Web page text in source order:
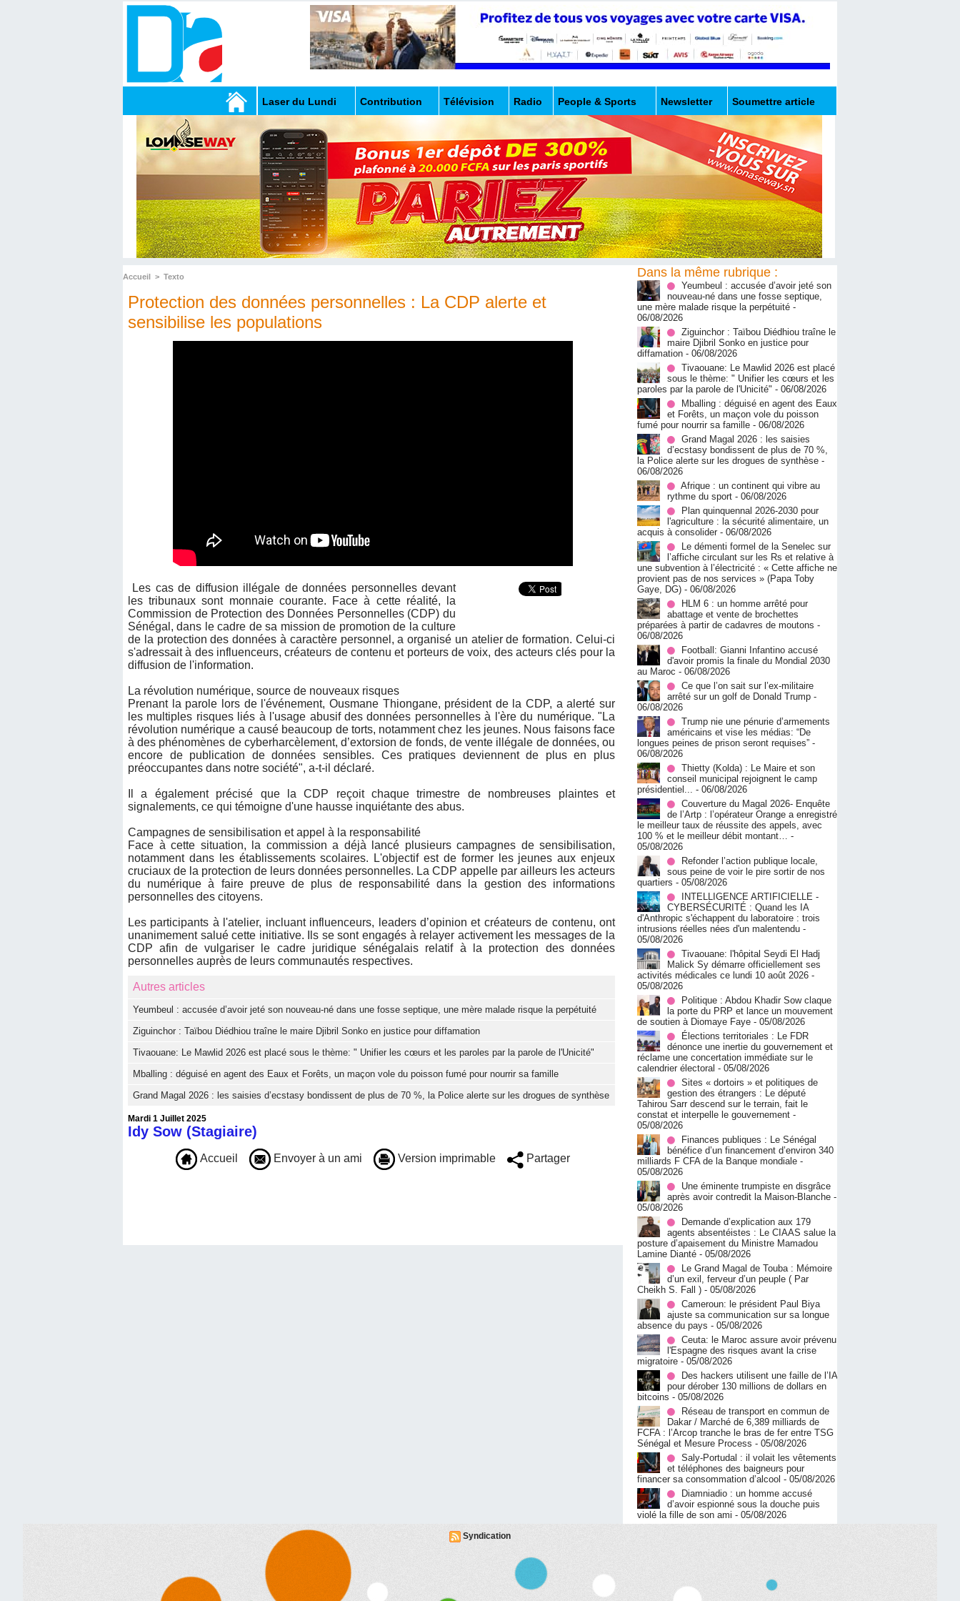
Laser du Lundi Contribution Télévision Radio People & Sports Newsletter Soumettre article
Accueil > Texto
Protection des données personnelles : La CDP alerte et
sensibilise les populations
Les cas de diffusion illégale de données personnelles devant
les tribunaux sont monnaie courante. Face à cette réalité, la
Commission de Protection des Données Personnelles (CDP) du
Sénégal, dans le cadre de sa mission de promotion de la culture
de la protection des données à caractère personnel, a organisé un atelier de formation. Celui-ci
s'adressait à des influenceurs, créateurs de contenu et porteurs de voix, des acteurs clés pour la
diffusion de l'information.
La révolution numérique, source de nouveaux risques
Prenant la parole lors de l'événement, Ousmane Thiongane, président de la CDP, a alerté sur
les multiples risques liés à l'usage abusif des données personnelles à l'ère du numérique. "La
révolution numérique a causé beaucoup de torts, notamment chez les jeunes. Nous faisons face
à des phénomènes de cyberharcèlement, d’extorsion de fonds, de vente illégale de données, ou
encore de publication de données sensibles. Ces pratiques deviennent de plus en plus
préoccupantes dans notre société", a-t-il déclaré.
Il a également précisé que la CDP reçoit chaque trimestre de nombreuses plaintes et
signalements, ce qui témoigne d'une hausse inquiétante des abus.
Campagnes de sensibilisation et appel à la responsabilité
Face à cette situation, la commission a déjà lancé plusieurs campagnes de sensibilisation,
notamment dans les établissements scolaires. L'objectif est de former les jeunes aux enjeux
cruciaux de la protection de leurs données personnelles. La CDP appelle par ailleurs les acteurs
du numérique à faire preuve de plus de responsabilité dans la gestion des informations
personnelles des citoyens.
Les participants à l'atelier, incluant influenceurs, leaders d’opinion et créateurs de contenu, ont
unanimement salué cette initiative. Ils se sont engagés à relayer activement les messages de la
CDP afin de vulgariser le cadre juridique sénégalais relatif à la protection des données
personnelles auprès de leurs communautés respectives.
Autres articles
Yeumbeul : accusée d’avoir jeté son nouveau-né dans une fosse septique, une mère malade risque la perpétuité
Ziguinchor : Taïbou Diédhiou traîne le maire Djibril Sonko en justice pour diffamation
Tivaouane: Le Mawlid 2026 est placé sous le thème: " Unifier les cœurs et les paroles par la parole de l'Unicité"
Mballing : déguisé en agent des Eaux et Forêts, un maçon vole du poisson fumé pour nourrir sa famille
Grand Magal 2026 : les saisies d’ecstasy bondissent de plus de 70 %, la Police alerte sur les drogues de synthèse
Mardi 1 Juillet 2025
Idy Sow (Stagiaire)
Accueil Envoyer à un ami Version imprimable Partager
Dans la même rubrique :
Yeumbeul : accusée d’avoir jeté son
nouveau-né dans une fosse septique,
une mère malade risque la perpétuité -
06/08/2026
Ziguinchor : Taïbou Diédhiou traîne le
maire Djibril Sonko en justice pour
diffamation - 06/08/2026
Tivaouane: Le Mawlid 2026 est placé
sous le thème: " Unifier les cœurs et les
paroles par la parole de l'Unicité" - 06/08/2026
Mballing : déguisé en agent des Eaux
et Forêts, un maçon vole du poisson
fumé pour nourrir sa famille - 06/08/2026
Grand Magal 2026 : les saisies
d’ecstasy bondissent de plus de 70 %,
la Police alerte sur les drogues de synthèse -
06/08/2026
Afrique : un continent qui vibre au
rythme du sport - 06/08/2026
Plan quinquennal 2026-2030 pour
l'agriculture : la sécurité alimentaire, un
acquis à consolider - 06/08/2026
Le démenti formel de la Senelec sur
l’affiche circulant sur les Rs et relative à
une subvention à l’électricité : « Cette affiche ne
provient pas de nos services » (Papa Toby
Gaye, DG) - 06/08/2026
HLM 6 : un homme arrêté pour
abattage et vente de brochettes
préparées à partir de cadavres de moutons -
06/08/2026
Football: Gianni Infantino accusé
d'avoir promis la finale du Mondial 2030
au Maroc - 06/08/2026
Ce que l’on sait sur l’ex-militaire
arrêté sur un golf de Donald Trump -
06/08/2026
Trump nie une pénurie d’armements
américains et vise les médias: “De
longues peines de prison seront requises” -
06/08/2026
‎Thietty (Kolda) : Le Maire et son
conseil municipal rejoignent le camp
présidentiel... - 06/08/2026
Couverture du Magal 2026- Enquête
de l’Artp : l’opérateur Orange a enregistré
le meilleur taux de réussite des appels, avec
100 % et le meilleur débit montant… -
05/08/2026
Refonder l’action publique locale,
sous peine de voir le pire sortir de nos
quartiers - 05/08/2026
INTELLIGENCE ARTIFICIELLE -
CYBERSÉCURITÉ : Quand les IA
d'Anthropic s'échappent du laboratoire : trois
intrusions réelles nées d'un malentendu -
05/08/2026
Tivaouane: l'hôpital Seydi El Hadj
Malick Sy démarre officiellement ses
activités médicales ce lundi 10 août 2026 -
05/08/2026
Politique : Abdou Khadir Sow claque
la porte du PRP et lance un mouvement
de soutien à Diomaye Faye - 05/08/2026
Élections territoriales : Le FDR
dénonce une inertie du gouvernement et
réclame une concertation immédiate sur le
calendrier électoral - 05/08/2026
Sites « dortoirs » et politiques de
gestion des étrangers : Le député
Tahirou Sarr descend sur le terrain, fait le
constat et interpelle le gouvernement -
05/08/2026
Finances publiques : Le Sénégal
bénéfice d’un financement d’environ 340
milliards F CFA de la Banque mondiale -
05/08/2026
Une éminente trumpiste en disgrâce
après avoir contredit la Maison-Blanche -
05/08/2026
Demande d’explication aux 179
agents absentéistes : Le CIAAS salue la
posture d’apaisement du Ministre Mamadou
Lamine Dianté - 05/08/2026
Le Grand Magal de Touba : Mémoire
d’un exil, ferveur d’un peuple ( Par
Cheikh S. Fall ) - 05/08/2026
Cameroun: le président Paul Biya
ajuste sa communication sur sa longue
absence du pays - 05/08/2026
Ceuta: le Maroc assure avoir prévenu
l'Espagne des risques avant la crise
migratoire - 05/08/2026
Des hackers utilisent une faille de l’IA
pour dérober 130 millions de dollars en
bitcoins - 05/08/2026
Réseau de transport en commun de
Dakar / Marché de 6,389 milliards de
FCFA : l’Arcop tranche le bras de fer entre TSG
Sénégal et Mesure Process - 05/08/2026
Saly-Portudal : il volait les vêtements
et téléphones des baigneurs pour
financer sa consommation d’alcool - 05/08/2026
Diamniadio : un homme accusé
d’avoir espionné sous la douche puis
violé la fille de son ami - 05/08/2026
Syndication